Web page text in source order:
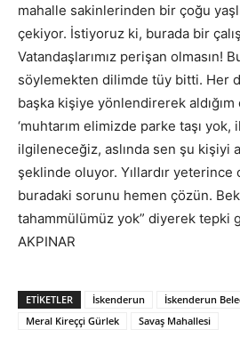
mahalle sakinlerinden bir çoğu
çekiyor. İstiyoruz ki, burada bir
Vatandaşlarımız perişan olmasın!
söylemekten dilimde tüy bitti. Her
başka kişiye yönlendirerek
‘muhtarım elimizde parke taşı yok,
ilgileneceğiz, aslında sen şu kişiyi
şeklinde oluyor. Yıllardır yeterince
buradaki sorunu hemen çözün.
tahammülümüz yok” diyerek tepki
AKPINAR
ETIKETLER İskenderun
İskenderun
Meral Kireççi Gürlek
Savaş Mahallesi